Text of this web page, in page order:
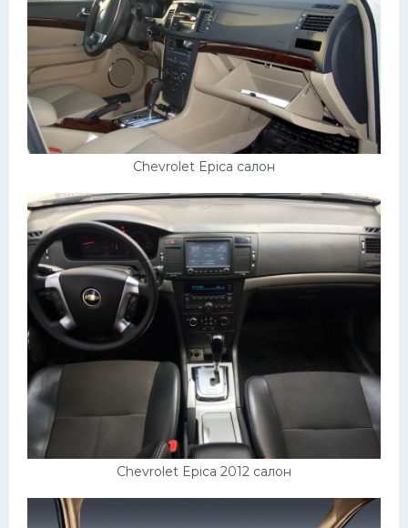
Chevrolet Epica салон
Chevrolet Epica 2012 салон